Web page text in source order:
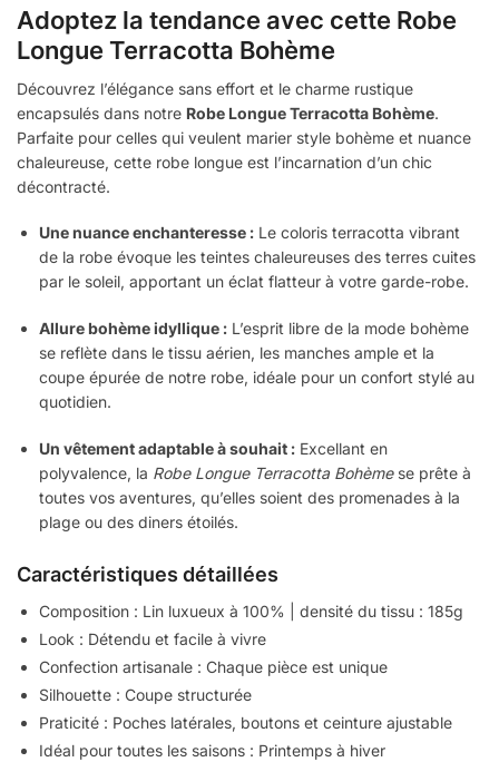
Adoptez la tendance avec cette Robe
Longue Terracotta Bohème
Découvrez l’élégance sans effort et le charme rustique
encapsulés dans notre Robe Longue Terracotta Bohème.
Parfaite pour celles qui veulent marier style bohème et nuance
chaleureuse, cette robe longue est l’incarnation d’un chic
décontracté.
Une nuance enchanteresse : Le coloris terracotta vibrant
de la robe évoque les teintes chaleureuses des terres cuites
par le soleil, apportant un éclat flatteur à votre garde-robe.
Allure bohème idyllique : L’esprit libre de la mode bohème
se reflète dans le tissu aérien, les manches ample et la
coupe épurée de notre robe, idéale pour un confort stylé au
quotidien.
Un vêtement adaptable à souhait : Excellant en
polyvalence, la Robe Longue Terracotta Bohèmese prête à
toutes vos aventures, qu’elles soient des promenades à la
plage ou des diners étoilés.
Caractéristiques détaillées
Composition : Lin luxueux à 100% | densité du tissu : 185g
Look : Détendu et facile à vivre
Confection artisanale : Chaque pièce est unique
Silhouette : Coupe structurée
Praticité : Poches latérales, boutons et ceinture ajustable
Idéal pour toutes les saisons : Printemps à hiver